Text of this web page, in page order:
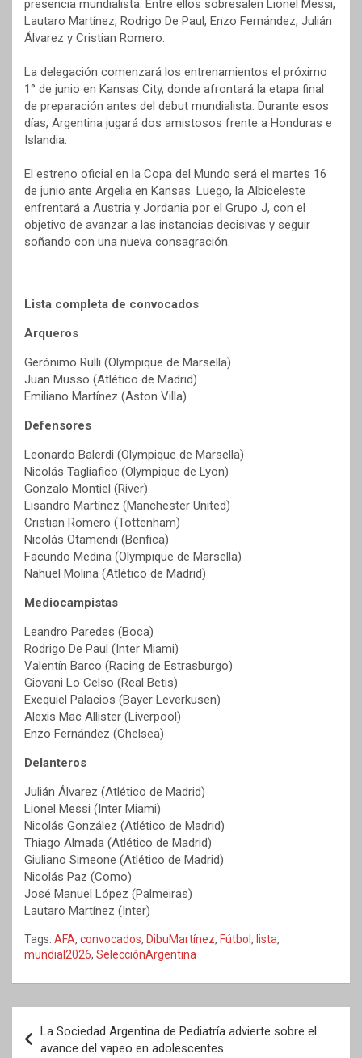
presencia mundialista. Entre ellos sobresalen Lionel Messi,
Lautaro Martínez, Rodrigo De Paul, Enzo Fernández, Julián
Álvarez y Cristian Romero.
La delegación comenzará los entrenamientos el próximo
1° de junio en Kansas City, donde afrontará la etapa final
de preparación antes del debut mundialista. Durante esos
días, Argentina jugará dos amistosos frente a Honduras e
Islandia.
El estreno oficial en la Copa del Mundo será el martes 16
de junio ante Argelia en Kansas. Luego, la Albiceleste
enfrentará a Austria y Jordania por el Grupo J, con el
objetivo de avanzar a las instancias decisivas y seguir
soñando con una nueva consagración.
Lista completa de convocados
Arqueros
Gerónimo Rulli (Olympique de Marsella)
Juan Musso (Atlético de Madrid)
Emiliano Martínez (Aston Villa)
Defensores
Leonardo Balerdi (Olympique de Marsella)
Nicolás Tagliafico (Olympique de Lyon)
Gonzalo Montiel (River)
Lisandro Martínez (Manchester United)
Cristian Romero (Tottenham)
Nicolás Otamendi (Benfica)
Facundo Medina (Olympique de Marsella)
Nahuel Molina (Atlético de Madrid)
Mediocampistas
Leandro Paredes (Boca)
Rodrigo De Paul (Inter Miami)
Valentín Barco (Racing de Estrasburgo)
Giovani Lo Celso (Real Betis)
Exequiel Palacios (Bayer Leverkusen)
Alexis Mac Allister (Liverpool)
Enzo Fernández (Chelsea)
Delanteros
Julián Álvarez (Atlético de Madrid)
Lionel Messi (Inter Miami)
Nicolás González (Atlético de Madrid)
Thiago Almada (Atlético de Madrid)
Giuliano Simeone (Atlético de Madrid)
Nicolás Paz (Como)
José Manuel López (Palmeiras)
Lautaro Martínez (Inter)
Tags: AFA, convocados, DibuMartínez, Fútbol , lista,
mundial2026, SelecciónArgentina
de
La Sociedad Argentina de Pediatría advierte sobre el
avance del vapeo en adolescentes